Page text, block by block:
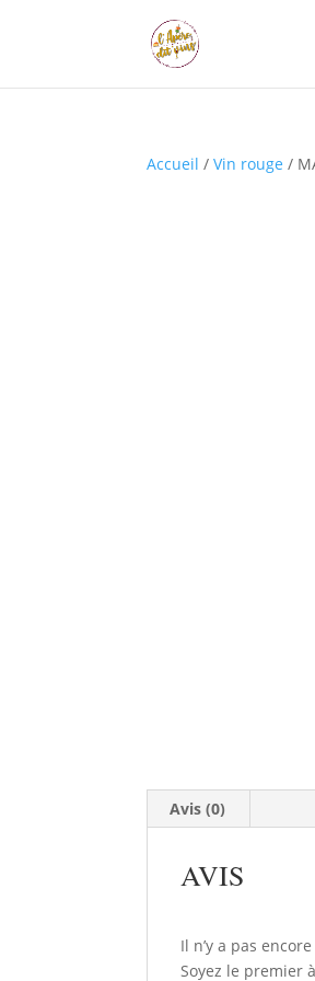
Accueil /Vin rouge /
Avis (0)
AVIS
Il n’y a pas encore
Soyez le premier